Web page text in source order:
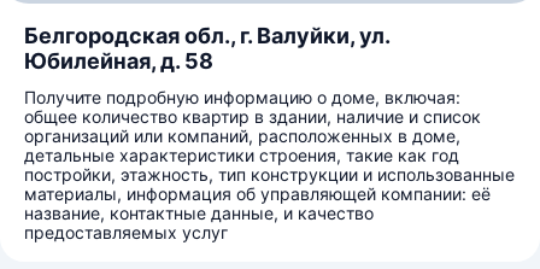
Белгородская обл., г. Валуйки, ул.
Юбилейная, д. 58
Получите подробную информацию о доме, включая:
общее количество квартир в здании, наличие и список
организаций или компаний, расположенных в доме,
детальные характеристики строения, такие как год
постройки, этажность, тип конструкции и использованные
материалы, информация об управляющей компании: её
название, контактные данные, и качество
предоставляемых услуг